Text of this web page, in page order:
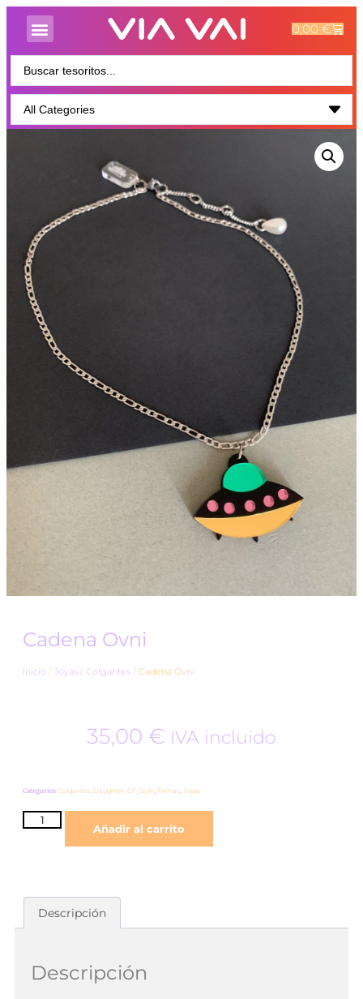
0,00€
Cadena Ovni
Inicio / Joyas / Colgantes / Cadena Ovni
35,00 € IVA incluido
Categories Colgantes, Daughter_Of_Style, Firmas, Joyas
Añadir al carrito
Descripción
Descripción